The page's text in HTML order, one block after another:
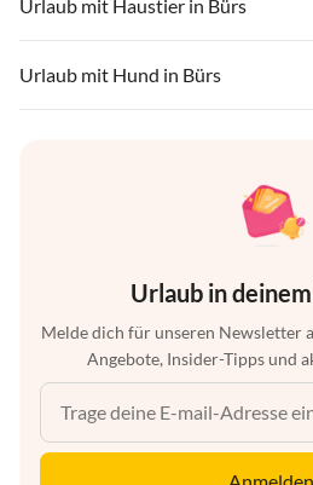
Urlaub mit Haustier in Bürs
Urlaub mit Hund in Bürs
Urlaub in
Melde dich für unseren Newsletter
Angebote, Insider-Tipps und